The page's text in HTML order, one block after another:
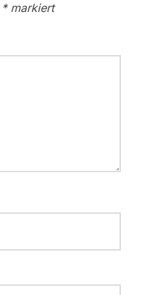
*markiert